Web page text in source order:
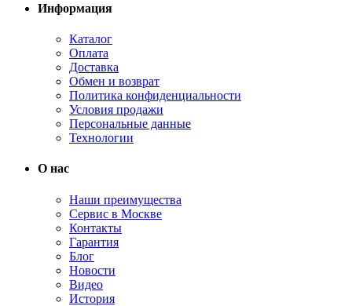
Информация
Каталог
Оплата
Доставка
Обмен и возврат
Политика конфиденциальности
Условия продажи
Персональные данные
Технологии
О нас
Наши преимущества
Сервис в Москве
Контакты
Гарантия
Блог
Новости
Видео
История